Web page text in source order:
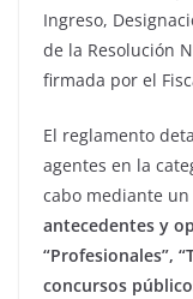
Ingreso,
de la Resolución
firmada por el
El reglamento
agentes en la
cabo mediante un
antecedentes y
“Profesionales”,
concursos